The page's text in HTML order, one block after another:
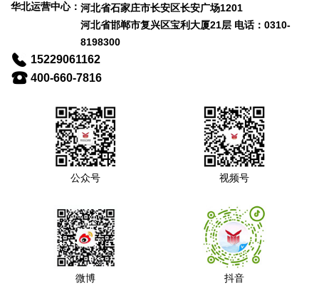
华北运营中心： 河北省石家庄市长安区长安广场1201
河北省邯郸市复兴区宝利大厦21层 电话：0310-
8198300
15229061162
400-660-7816
公众号 视频号
微博 抖音